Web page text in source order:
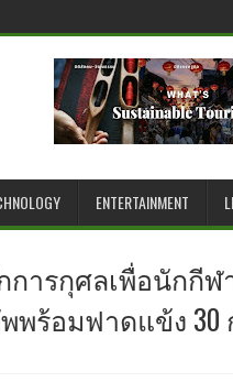
ENTERTAINMENT
ารกุศลเพื่อนักกีฬ
ร้อมฟาดแข้ง 30